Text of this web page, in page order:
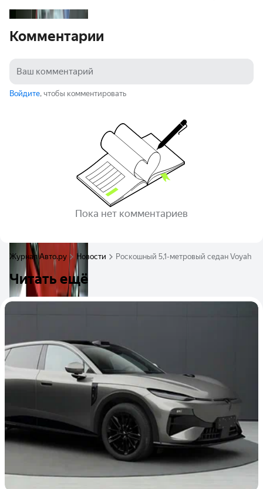
Комментарии
Войдите, чтобы комментировать
Пока нет комментариев
Журнал Авто.ру Новости Роскошный 5,1-метровый седан Voyah
Читать ещё